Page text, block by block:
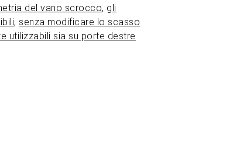
del vano scrocco, gli
, senza modificare lo scasso
utilizzabili sia su porte destre